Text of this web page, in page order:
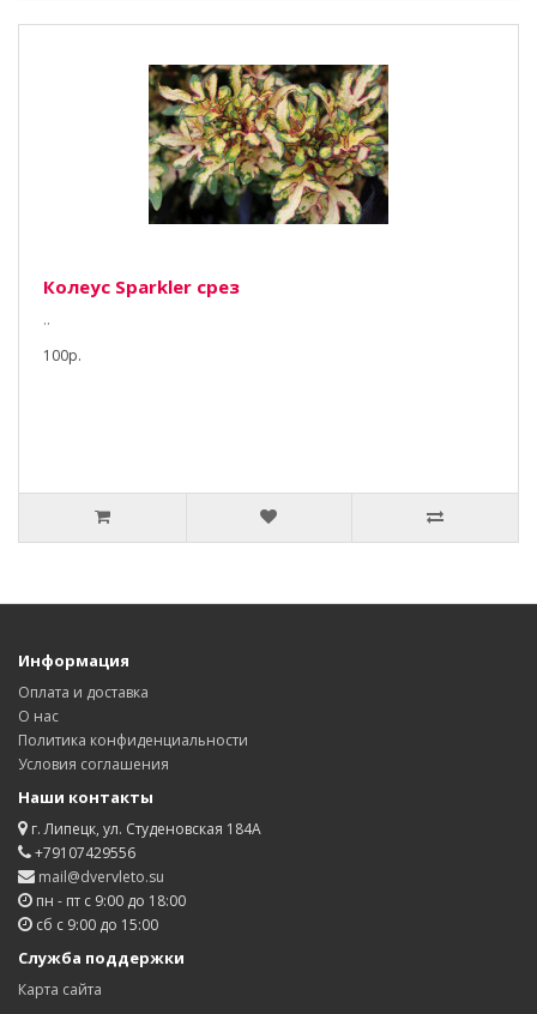
Колеус Sparkler срез
..
100р.
Информация
Оплата и доставка
О нас
Политика конфиденциальности
Условия соглашения
Наши контакты
г. Липецк, ул. Студеновская 184А
+79107429556
mail@dvervleto.su
пн - пт с 9:00 до 18:00
сб с 9:00 до 15:00
Служба поддержки
Карта сайта